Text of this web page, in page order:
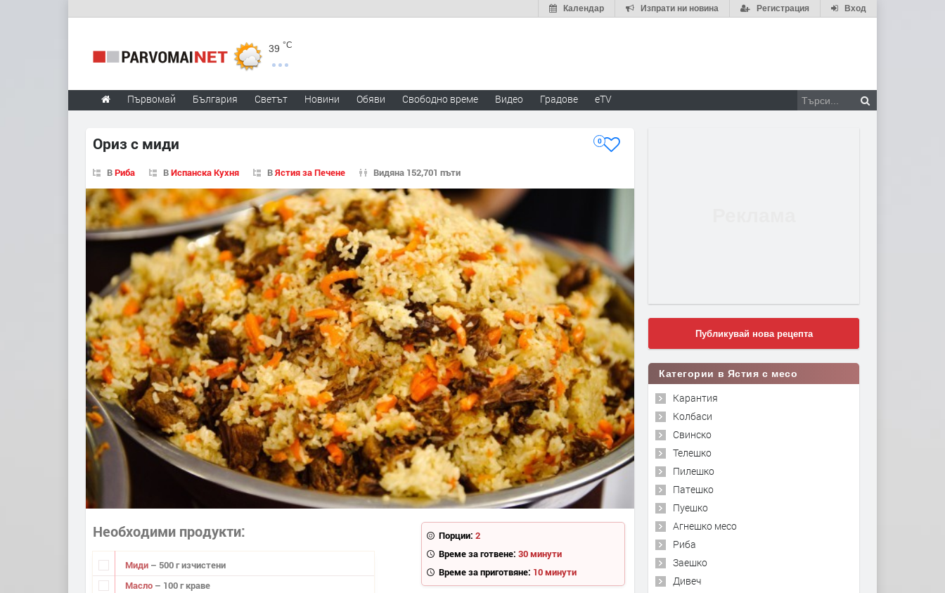
Вход
Регистрация
Изпрати ни новина
Календар
39 °C
Първомай България Светът Новини Обяви Свободно време Видео Градове eTV
Ориз с миди 0
ВРиба ВИспанска Кухня ВЯстия за Печене Видяна 152,701 пъти
Порции: 2
Време за готвене: 30 минути
Време за приготвяне: 10 минути
Необходими продукти
Миди – 500 г изчистени
Масло – 100 г краве
Публикувай нова рецепта
Категории в Ястия с месо
Карантия
Колбаси
Свинско
Телешко
Пилешко
Патешко
Пуешко
Агнешко месо
Риба
Заешко
Дивеч